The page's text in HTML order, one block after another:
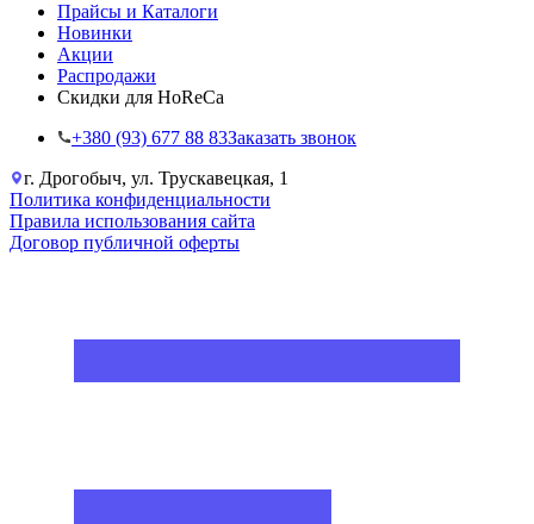
Прайсы и Каталоги
Новинки
Акции
Распродажи
Скидки для HoReCa
+38‎0 (93) 677 88 83Заказать звонок
г. Дрогобыч, ул. Трускавецкая, 1
Политика конфиденциальности
Правила использования сайта
Договор публичной оферты